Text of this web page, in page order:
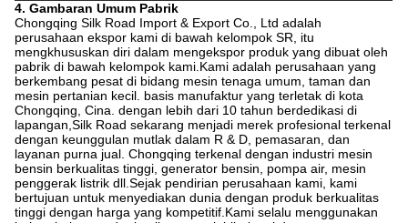
4. Gambaran Umum Pabrik
Chongqing Silk Road Import & Export Co., Ltd adalah
perusahaan ekspor kami di bawah kelompok SR, itu
mengkhususkan diri dalam mengekspor produk yang dibuat oleh
pabrik di bawah kelompok kami.Kami adalah perusahaan yang
berkembang pesat di bidang mesin tenaga umum, taman dan
mesin pertanian kecil. basis manufaktur yang terletak di kota
Chongqing, Cina. dengan lebih dari 10 tahun berdedikasi di
lapangan,Silk Road sekarang menjadi merek profesional terkenal
dengan keunggulan mutlak dalam R & D, pemasaran, dan
layanan purna jual. Chongqing terkenal dengan industri mesin
bensin berkualitas tinggi, generator bensin, pompa air, mesin
penggerak listrik dll.Sejak pendirian perusahaan kami, kami
bertujuan untuk menyediakan dunia dengan produk berkualitas
tinggi dengan harga yang kompetitif.Kami selalu menggunakan